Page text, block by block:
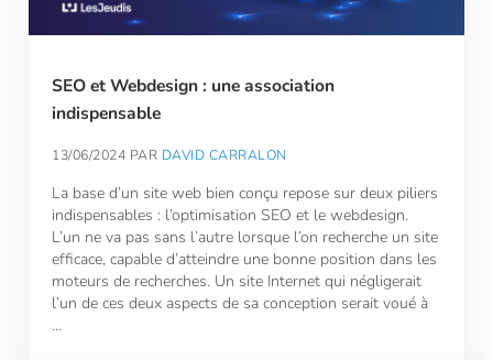
SEO et Webdesign : une association
indispensable
13/06/2024 PAR DAVID CARRALON
La base d’un site web bien conçu repose sur deux piliers
indispensables : l’optimisation SEO et le webdesign.
L’un ne va pas sans l’autre lorsque l’on recherche un site
efficace, capable d’atteindre une bonne position dans les
moteurs de recherches. Un site Internet qui négligerait
l’un de ces deux aspects de sa conception serait voué à
…